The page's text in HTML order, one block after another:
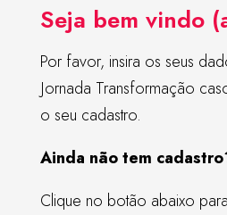
Seja bem vindo
Por favor, insira os seus
Jornada Transformação
o seu cadastro.
Ainda não tem
Clique no botão abaixo